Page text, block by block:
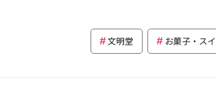
文明堂 お菓子・ス